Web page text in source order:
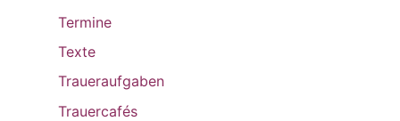
Termine
Texte
Traueraufgaben
Trauercafés